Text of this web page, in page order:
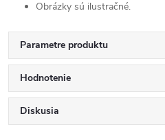
Obrázky sú ilustračné.
Parametre produktu
Hodnotenie
Diskusia